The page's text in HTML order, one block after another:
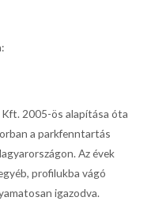
2005-ös alapítása óta
a parkfenntartás
Az évek
profilukba vágó
igazodva.